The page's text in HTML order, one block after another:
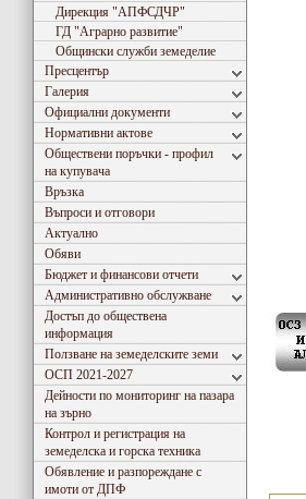
Дирекция "АПФСДЧР"
ГД "Аграрно развитие"
Общински служби земеделие
Пресцентър
Галерия
Официални документи
Нормативни актове
Обществени поръчки - профил
на купувача
Връзка
Въпроси и отговори
Актуално
Обяви
Бюджет и финансови отчети
Административно обслужване
Достъп до обществена
информация
Ползване на земеделските земи
ОСП 2021-2027
Дейности по мониторинг на пазара
на зърно
Контрол и регистрация на
земеделска и горска техника
Обявление и разпореждане с
имоти от ДПФ